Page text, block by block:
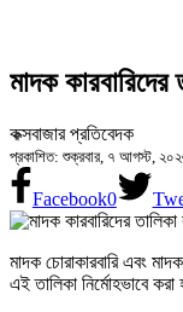
মাদক
কক্সবাজার প্রতিবেদক
প্রকাশিত: শুক্রবার, ৭ আগস্ট,
Facebook0
মাদক চোরাকারবারি এবং
এই তালিকা নির্মোহভাবে করা